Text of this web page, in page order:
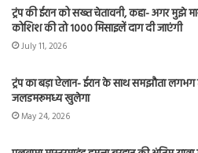
ट्रंप की ईरान को सख्त चेतावनी, कहा- अगर मुझे
कोशिश की तो 1000 मिसाइलें दाग दी जाएंगी
July 11, 2026
ट्रंप का बड़ा ऐलान- ईरान के साथ समझौता लगभग
जलडमरूमध्य खुलेगा
May 24, 2026